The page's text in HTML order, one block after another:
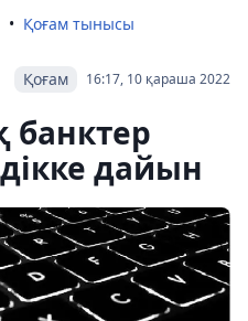
Қоғам тынысы
16:17, 10 қараша 2022
Қоғам
банктер
дайын